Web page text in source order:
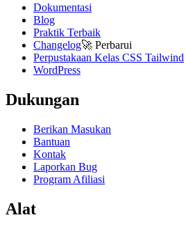
Dokumentasi
Blog
Praktik Terbaik
Changelog🚀 Perbarui
Perpustakaan Kelas CSS Tailwind
WordPress
Dukungan
Berikan Masukan
Bantuan
Kontak
Laporkan Bug
Program Afiliasi
Alat